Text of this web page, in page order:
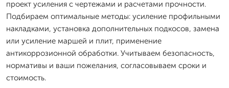
проект усиления с чертежами и расчетами прочности.
Подбираем оптимальные методы: усиление профильными
накладками, установка дополнительных подкосов, замена
или усиление маршей и плит, применение
антикоррозионной обработки. Учитываем безопасность,
нормативы и ваши пожелания, согласовываем сроки и
стоимость.